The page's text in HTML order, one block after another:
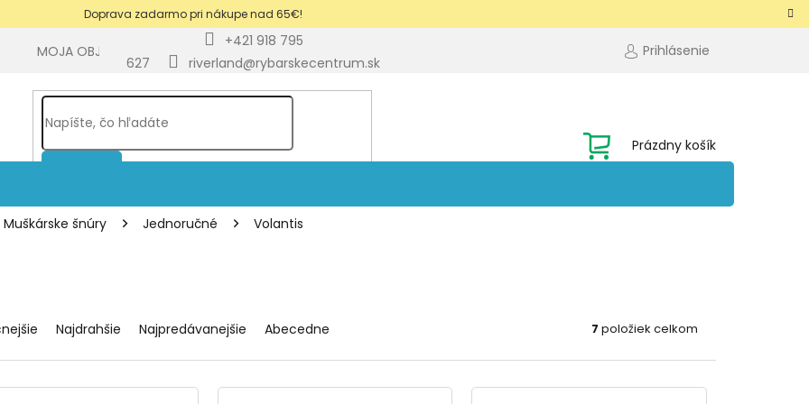
Doprava zadarmo pri nákupe nad 65€!
+421 918 795
627
riverland@rybarskecentrum.sk
MOJA OBJEDNÁVKA BLOG Prihlásenie
NÁKUPNÝ
KOŠÍK
Prázdny košík
Muškárske šnúry Jednoručné Volantis
Najdrahšie Najpredávanejšie Abecedne 7 položiek celkom